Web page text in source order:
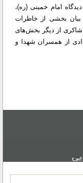
امام خمینی (ره)،
بیان بخشی از خاطرات
از دیگر بخش‌های
از همسران شهدا و